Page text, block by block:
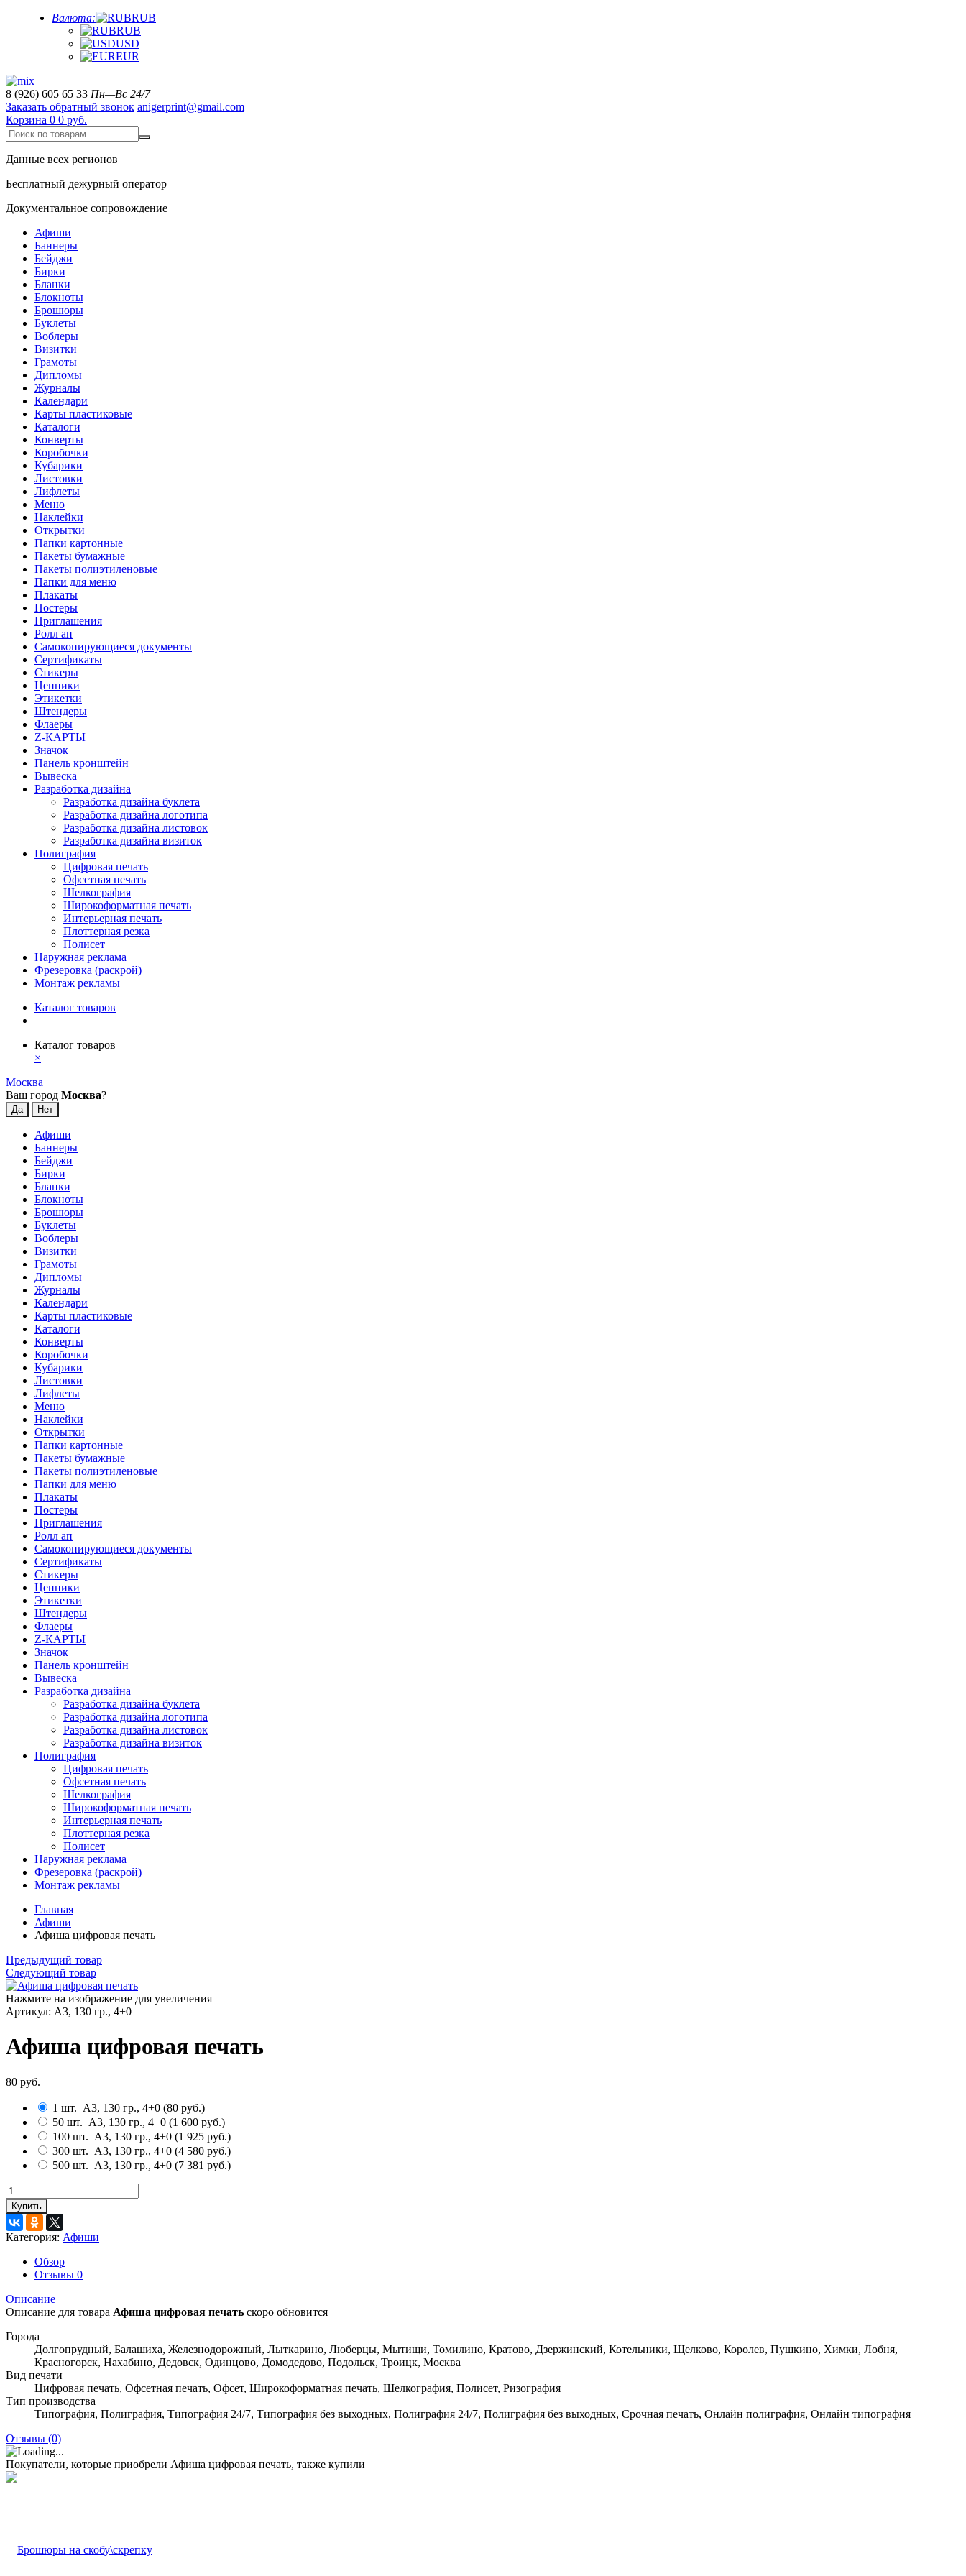
Валюта:
RUB
RUB
USD
EUR
8 (926) 605 65 33 Пн—Вс 24/7
Заказать обратный звонок anigerprint@gmail.com
Корзина 0 0 руб.
Данные всех регионов
Бесплатный дежурный оператор
Документальное сопровождение
Афиши
Баннеры
Бейджи
Бирки
Бланки
Блокноты
Брошюры
Буклеты
Воблеры
Визитки
Грамоты
Дипломы
Журналы
Календари
Карты пластиковые
Каталоги
Конверты
Коробочки
Кубарики
Листовки
Лифлеты
Меню
Наклейки
Открытки
Папки картонные
Пакеты бумажные
Пакеты полиэтиленовые
Папки для меню
Плакаты
Постеры
Приглашения
Ролл ап
Самокопирующиеся документы
Сертификаты
Стикеры
Ценники
Этикетки
Штендеры
Флаеры
Z-КАРТЫ
Значок
Панель кронштейн
Вывеска
Разработка дизайна
Разработка дизайна буклета
Разработка дизайна логотипа
Разработка дизайна листовок
Разработка дизайна визиток
Полиграфия
Цифровая печать
Офсетная печать
Шелкография
Широкоформатная печать
Интерьерная печать
Плоттерная резка
Полисет
Наружная реклама
Фрезеровка (раскрой)
Монтаж рекламы
Каталог товаров
Каталог товаров
×
Москва
Ваш город Москва?
Афиши
Баннеры
Бейджи
Бирки
Бланки
Блокноты
Брошюры
Буклеты
Воблеры
Визитки
Грамоты
Дипломы
Журналы
Календари
Карты пластиковые
Каталоги
Конверты
Коробочки
Кубарики
Листовки
Лифлеты
Меню
Наклейки
Открытки
Папки картонные
Пакеты бумажные
Пакеты полиэтиленовые
Папки для меню
Плакаты
Постеры
Приглашения
Ролл ап
Самокопирующиеся документы
Сертификаты
Стикеры
Ценники
Этикетки
Штендеры
Флаеры
Z-КАРТЫ
Значок
Панель кронштейн
Вывеска
Разработка дизайна
Разработка дизайна буклета
Разработка дизайна логотипа
Разработка дизайна листовок
Разработка дизайна визиток
Полиграфия
Цифровая печать
Офсетная печать
Шелкография
Широкоформатная печать
Интерьерная печать
Плоттерная резка
Полисет
Наружная реклама
Фрезеровка (раскрой)
Монтаж рекламы
Главная
Афиши
Афиша цифровая печать
Предыдущий товар
Следующий товар
Нажмите на изображение для увеличения
Артикул: А3, 130 гр., 4+0
Афиша цифровая печать
80 руб.
1 шт. А3, 130 гр., 4+0 (80 руб.)
50 шт. А3, 130 гр., 4+0 (1 600 руб.)
100 шт. А3, 130 гр., 4+0 (1 925 руб.)
300 шт. А3, 130 гр., 4+0 (4 580 руб.)
500 шт. А3, 130 гр., 4+0 (7 381 руб.)
Купить
Категория: Афиши
Обзор
Отзывы 0
Описание
Описание для товара Афиша цифровая печать скоро обновится
Города
Долгопрудный, Балашиха, Железнодорожный, Лыткарино, Люберцы, Мытищи, Томилино, Кратово, Дзержинский, Котельники, Щелково, Королев, Пушкино, Химки, Лобня,
Красногорск, Нахабино, Дедовск, Одинцово, Домодедово, Подольск, Троицк, Москва
Вид печати
Цифровая печать, Офсетная печать, Офсет, Широкоформатная печать, Шелкография, Полисет, Ризография
Тип производства
Типография, Полиграфия, Типография 24/7, Типография без выходных, Полиграфия 24/7, Полиграфия без выходных, Срочная печать, Онлайн полиграфия, Онлайн типография
Отзывы (0)
Покупатели, которые приобрели Афиша цифровая печать, также купили